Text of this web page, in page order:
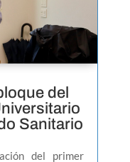
del
Sanitario
del primer